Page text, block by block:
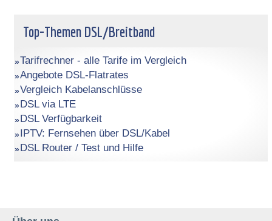
Top-Themen DSL/Breitband
Tarifrechner - alle Tarife im Vergleich
Angebote DSL-Flatrates
Vergleich Kabelanschlüsse
DSL via LTE
DSL Verfügbarkeit
IPTV: Fernsehen über DSL/Kabel
DSL Router / Test und Hilfe